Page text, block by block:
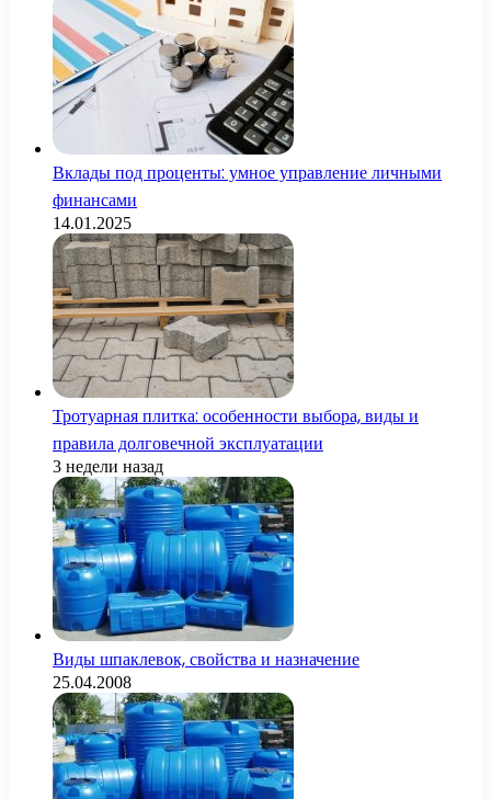
Вклады под проценты: умное управление личными
финансами
14.01.2025
Тротуарная плитка: особенности выбора, виды и
правила долговечной эксплуатации
3 недели назад
Виды шпаклевок, свойства и назначение
25.04.2008